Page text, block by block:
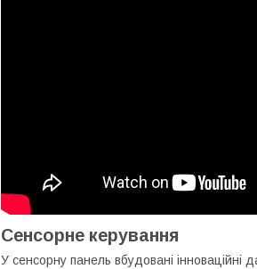
Сенсорне керування
У сенсорну панель вбудовані інноваційні